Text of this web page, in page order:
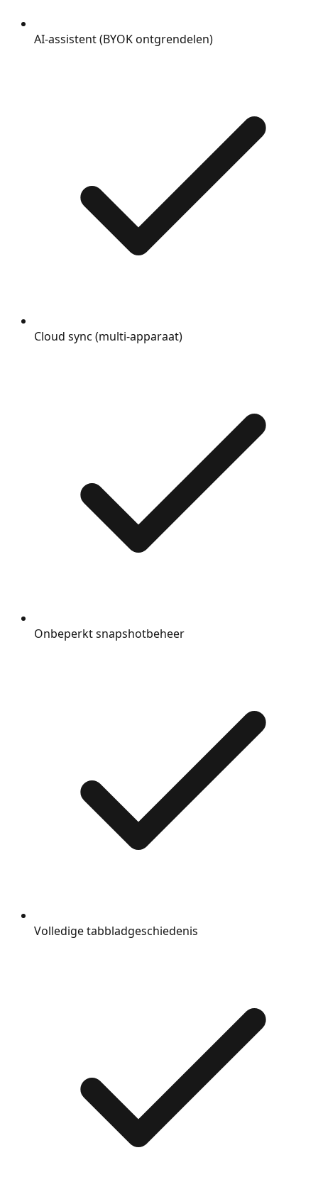
AI-assistent (BYOK ontgrendelen)
Cloud sync (multi-apparaat)
Onbeperkt snapshotbeheer
Volledige tabbladgeschiedenis